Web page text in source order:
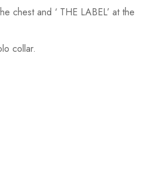
chest and ‘ THE LABEL’ at the
collar.